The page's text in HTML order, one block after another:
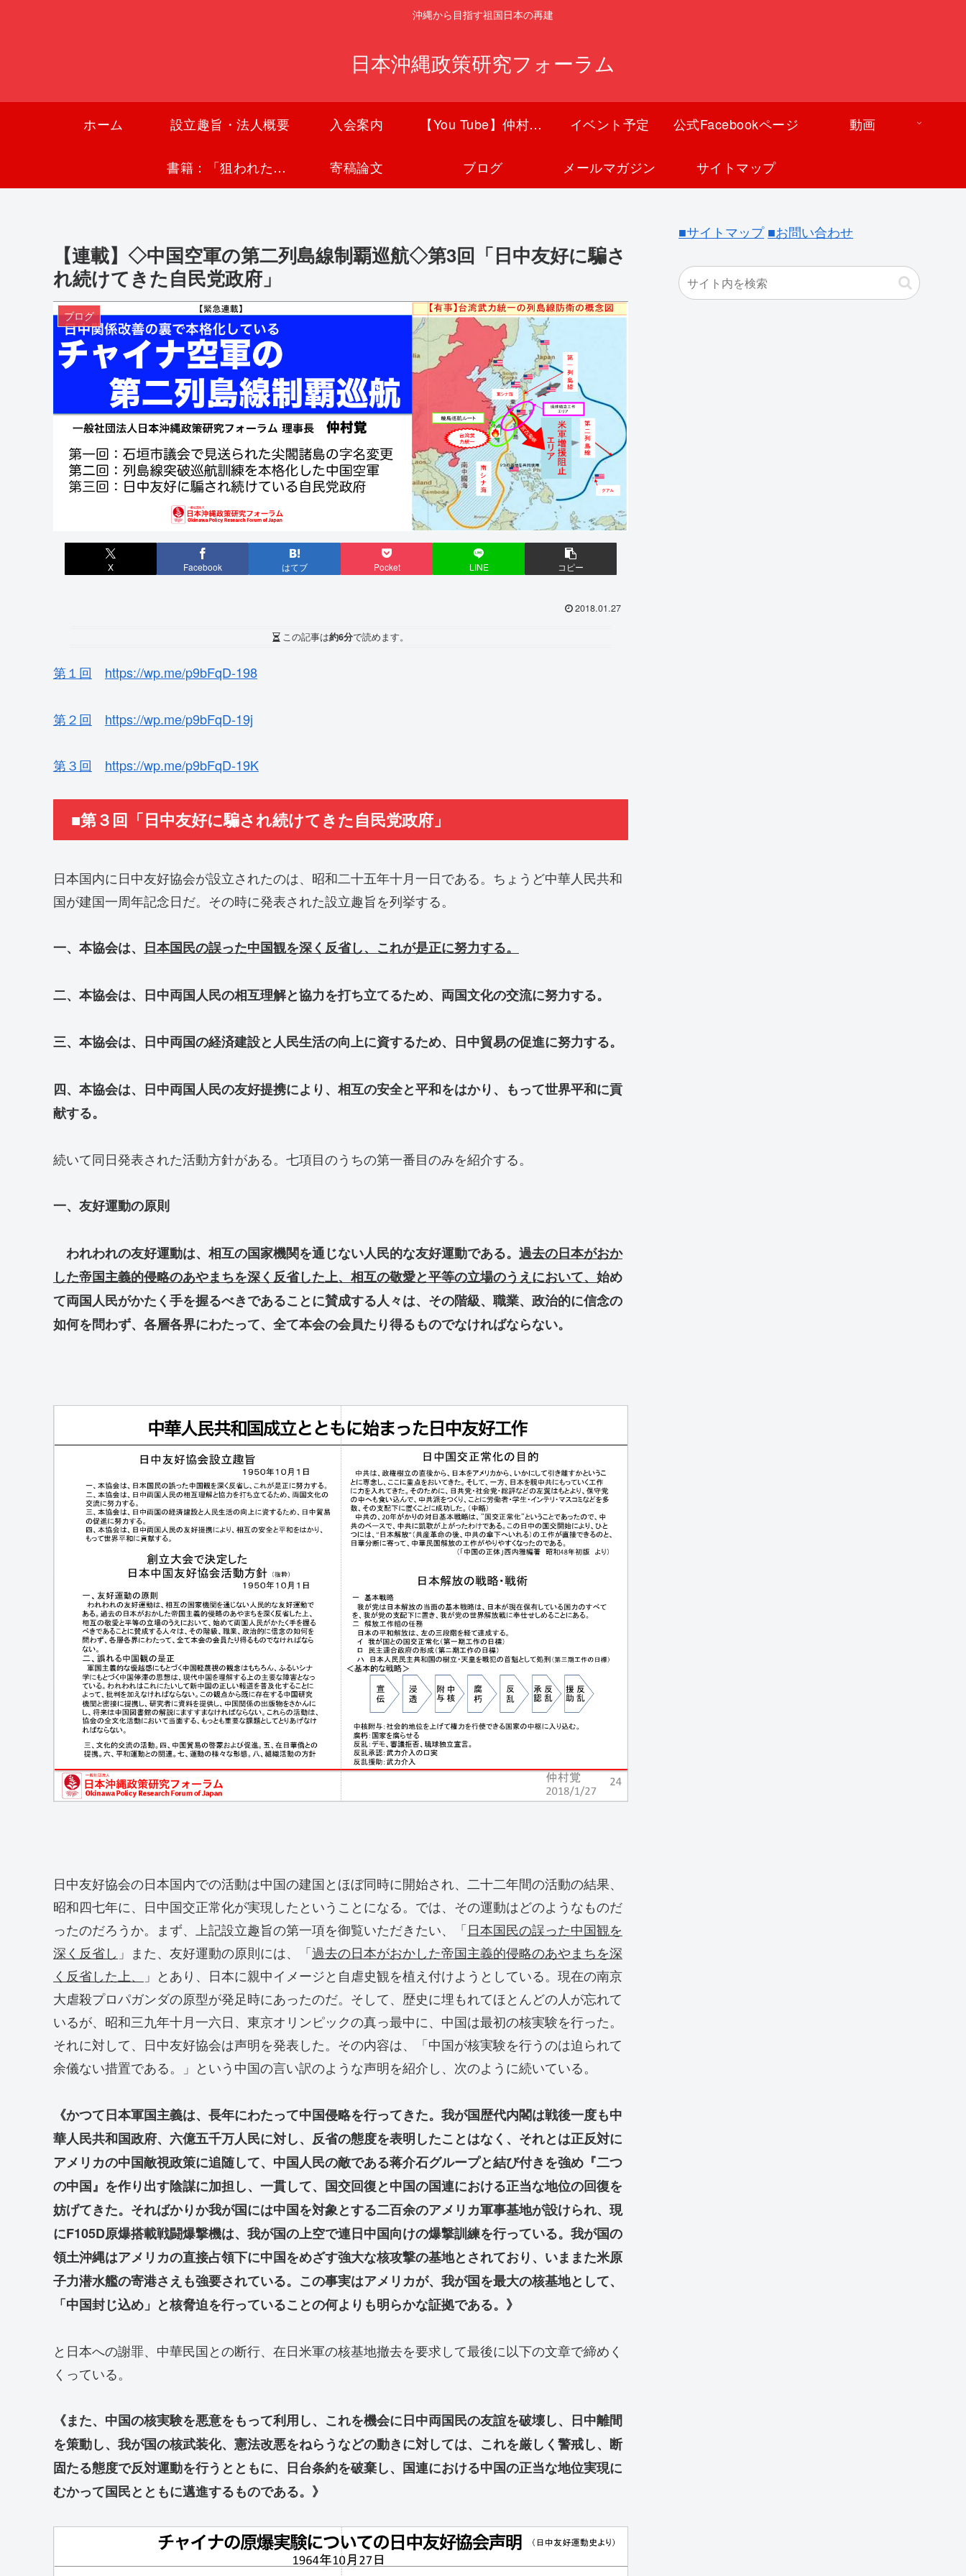
沖縄から目指す祖国日本の再建
日本沖縄政策研究フォーラム
ホーム 設立趣旨・法人概要 入会案内 【You Tube】仲村覚チャンネル イベント予定 公式Facebookページ 動画
書籍：「狙われた沖縄〜真実の沖縄史が日本を救う〜」 寄稿論文 ブログ メールマガジン サイトマップ
【連載】◇中国空軍の第二列島線制覇巡航◇第3回「日中友好に騙さ
れ続けてきた自民党政府」
ブログ
X Facebook はてブ Pocket LINE コピー
2018.01.27
この記事は約6分で読めます。
第１回 https://wp.me/p9bFqD-198
第２回 https://wp.me/p9bFqD-19j
第３回 https://wp.me/p9bFqD-19K
■第３回「日中友好に騙され続けてきた自民党政府」
日本国内に日中友好協会が設立されたのは、昭和二十五年十月一日である。ちょうど中華人民共和
国が建国一周年記念日だ。その時に発表された設立趣旨を列挙する。
一、本協会は、 日本国民の誤った中国観を深く反省し、これが是正に努力する。
二、本協会は、日中両国人民の相互理解と協力を打ち立てるため、両国文化の交流に努力する。
三、本協会は、日中両国の経済建設と人民生活の向上に資するため、日中貿易の促進に努力する。
四、本協会は、日中両国人民の友好提携により、相互の安全と平和をはかり、もって世界平和に貢
献する。
続いて同日発表された活動方針がある。七項目のうちの第一番目のみを紹介する。
一、友好運動の原則
われわれの友好運動は、相互の国家機関を通じない人民的な友好運動である。 過去の日本がおか
した帝国主義的侵略のあやまちを深く反省した上、相互の敬愛と平等の立場のうえにおいて、 始め
て両国人民がかたく手を握るべきであることに賛成する人々は、その階級、職業、政治的に信念の
如何を問わず、各層各界にわたって、全て本会の会員たり得るものでなければならない。
日中友好協会の日本国内での活動は中国の建国とほぼ同時に開始され、二十二年間の活動の結果、
昭和四七年に、日中国交正常化が実現したということになる。では、その運動はどのようなものだ
ったのだろうか。まず、上記設立趣旨の第一項を御覧いただきたい、「日本国民の誤った中国観を
深く反省し 」また、友好運動の原則には、「過去の日本がおかした帝国主義的侵略のあやまちを深
く反省した上、
」とあり、日本に親中イメージと自虐史観を植え付けようとしている。現在の南京
大虐殺プロパガンダの原型が発足時にあったのだ。そして、歴史に埋もれてほとんどの人が忘れて
いるが、昭和三九年十月一六日、東京オリンピックの真っ最中に、中国は最初の核実験を行った。
それに対して、日中友好協会は声明を発表した。その内容は、「中国が核実験を行うのは迫られて
余儀ない措置である。」という中国の言い訳のような声明を紹介し、次のように続いている。
《かつて日本軍国主義は、長年にわたって中国侵略を行ってきた。我が国歴代内閣は戦後一度も中
華人民共和国政府、六億五千万人民に対し、反省の態度を表明したことはなく、それとは正反対に
アメリカの中国敵視政策に追随して、中国人民の敵である蒋介石グループと結び付きを強め『二つ
の中国』を作り出す陰謀に加担し、一貫して、国交回復と中国の国連における正当な地位の回復を
妨げてきた。そればかりか我が国には中国を対象とする二百余のアメリカ軍事基地が設けられ、現
にF105D原爆搭載戦闘爆撃機は、我が国の上空で連日中国向けの爆撃訓練を行っている。我が国の
領土沖縄はアメリカの直接占領下に中国をめざす強大な核攻撃の基地とされており、いままた米原
子力潜水艦の寄港さえも強要されている。この事実はアメリカが、我が国を最大の核基地として、
「中国封じ込め」と核脅迫を行っていることの何よりも明らかな証拠である。》
と日本への謝罪、中華民国との断行、在日米軍の核基地撤去を要求して最後に以下の文章で締めく
くっている。
《また、中国の核実験を悪意をもって利用し、これを機会に日中両国民の友誼を破壊し、日中離間
を策動し、我が国の核武装化、憲法改悪をねらうなどの動きに対しては、これを厳しく警戒し、断
固たる態度で反対運動を行うとともに、日台条約を破棄し、国連における中国の正当な地位実現に
むかって国民とともに邁進するものである。》
■サイトマップ ■お問い合わせ